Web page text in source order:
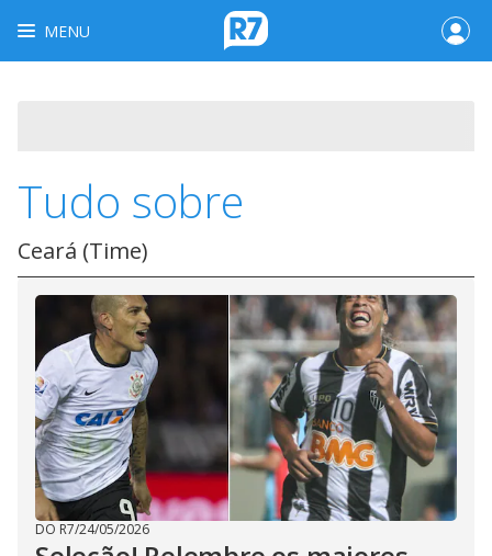
MENU
Tudo sobre
Ceará (Time)
DO R7/24/05/2026